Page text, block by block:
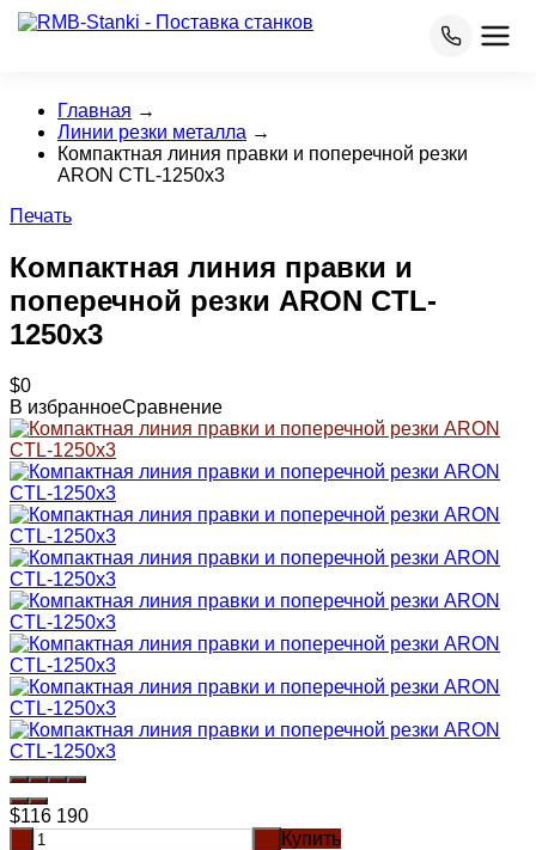
Главная →
Линии резки металла →
Компактная линия правки и поперечной резки
ARON CTL-1250x3
Печать
Компактная линия правки и
поперечной резки ARON CTL-
1250x3
$0
В избранноеСравнение
$116 190
Купить